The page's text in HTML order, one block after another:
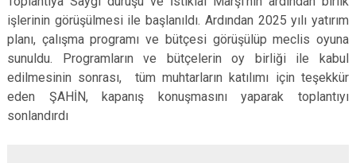
işlerinin görüşülmesi ile başlanıldı. Ardından 2025 yılı yatırım
planı, çalışma programı ve bütçesi görüşülüp meclis oyuna
sunuldu. Programların ve bütçelerin oy birliği ile kabul
edilmesinin sonrası, tüm muhtarların katılımı için teşekkür
eden ŞAHİN, kapanış konuşmasını yaparak toplantıyı
sonlandırdı